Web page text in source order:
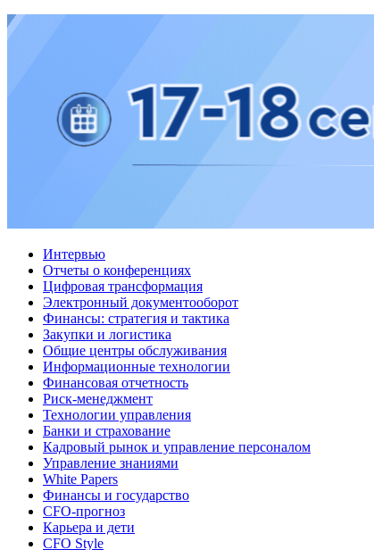
Интервью
Отчеты о конференциях
Цифровая трансформация
Электронный документооборот
Финансы: стратегия и тактика
Закупки и логистика
Общие центры обслуживания
Информационные технологии
Финансовая отчетность
Риск-менеджмент
Технологии управления
Банки и страхование
Кадровый рынок и управление персоналом
Управление знаниями
White Papers
Финансы и государство
CFO-прогноз
Карьера и дети
CFO Style